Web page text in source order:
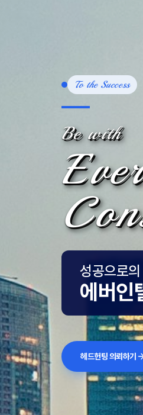
To the Success
Be with
성공으로
에버인
헤드헌팅 의뢰하기